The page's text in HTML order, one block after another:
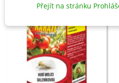
Přejít na stránku